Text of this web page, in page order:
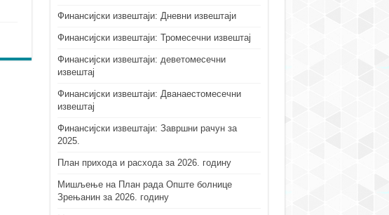
Финансијски извештаји: Дневни извештаји
Финансијски извештаји: Тромесечни извештај
Финансијски извештаји: деветомесечни
извештај
Финансијски извештаји: Дванаестомесечни
извештај
Финансијски извештаји: Завршни рачун за
2025.
План прихода и расхода за 2026. годину
Мишљење на План рада Опште болнице
Зрењанин за 2026. годину